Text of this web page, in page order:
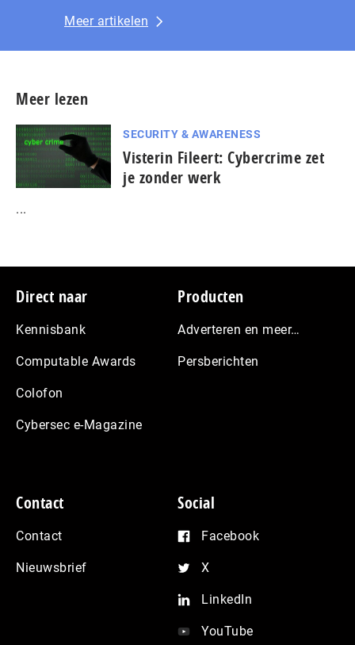
Meer artikelen
Meer lezen
SECURITY & AWARENESS
Visterin Fileert: Cybercrime zet
je zonder werk
...
Footer
Direct naar
Kennisbank
Computable Awards
Colofon
Cybersec e-Magazine
Producten
Adverteren en meer…
Persberichten
Contact
Contact
Nieuwsbrief
Social
Facebook
X
LinkedIn
YouTube